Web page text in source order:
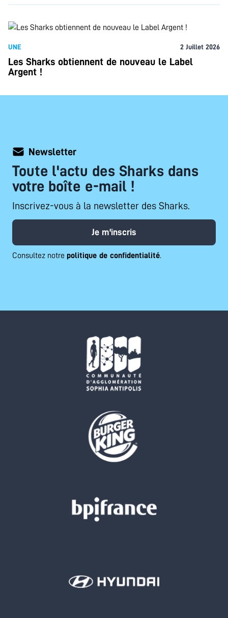
UNE 2 Juillet 2026
Les Sharks obtiennent de nouveau le Label
Argent !
Newsletter
Toute l'actu des Sharks dans
votre boîte e-mail !
Inscrivez-vous à la newsletter des Sharks.
Je m'inscris
Consultez notre politique de confidentialité.